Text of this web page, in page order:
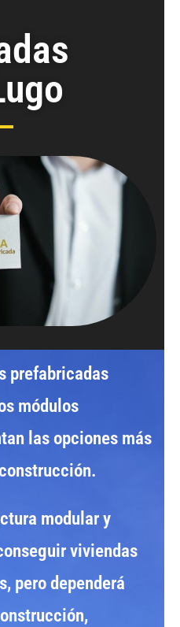
prefabricadas
módulos
las opciones más
modular y
viviendas
, pero dependerá